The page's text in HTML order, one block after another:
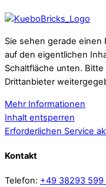
Sie sehen gerade einen
auf den eigentlichen
Schaltfläche unten.
Drittanbieter
Mehr Informationen
Inhalt entsperren
Erforderlichen Service
Kontakt
Telefon: +49 38293 599